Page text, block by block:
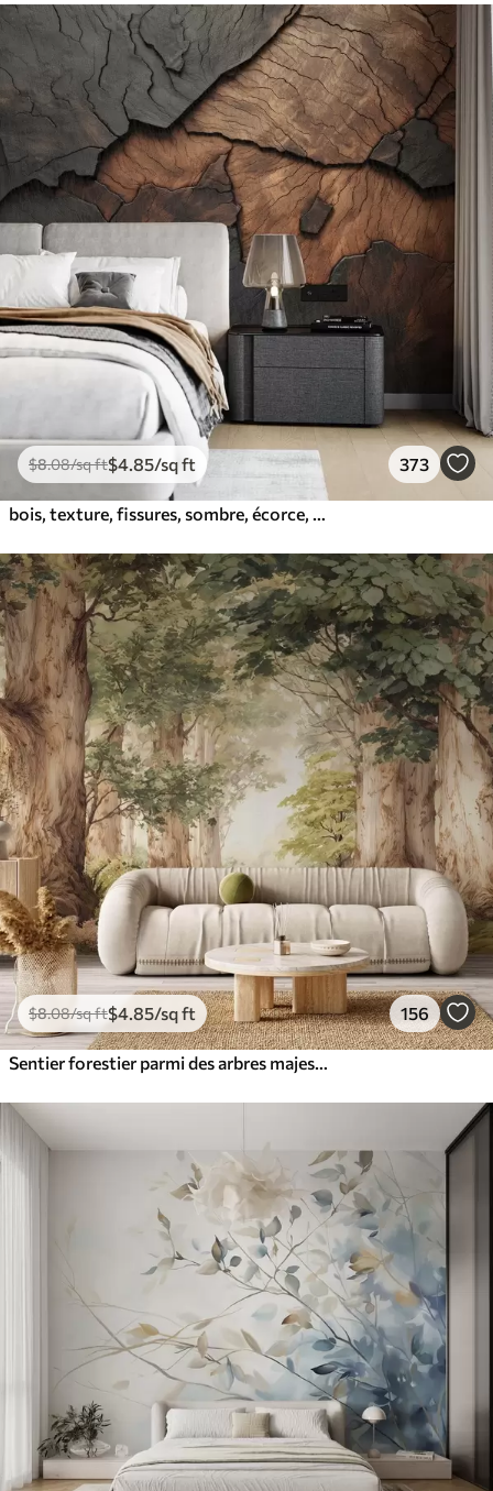
$8.08/sq ft$4 .85/sq ft 373
$8.08/sq ft$4 .85/sq ft 156